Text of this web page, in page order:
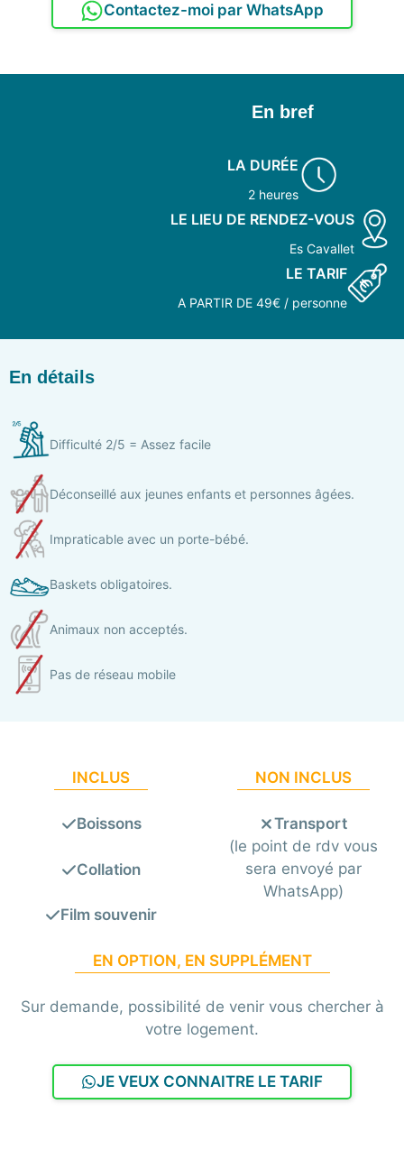
Contactez-moi par WhatsApp
En bref
LA DURÉE
2 heures
LE LIEU DE RENDEZ-VOUS
Es Cavallet
LE TARIF
A PARTIR DE 49€ / personne
En détails
Difficulté 2/5 = Assez facile
Déconseillé aux jeunes enfants et personnes âgées.
Impraticable avec un porte-bébé.
Baskets obligatoires.
Animaux non acceptés.
Pas de réseau mobile
INCLUS
Boissons
Collation
Film souvenir
NON INCLUS
Transport
(le point de rdv vous
sera envoyé par
WhatsApp)
EN OPTION, EN SUPPLÉMENT
Sur demande, possibilité de venir vous chercher à
votre logement.
JE VEUX CONNAITRE LE TARIF